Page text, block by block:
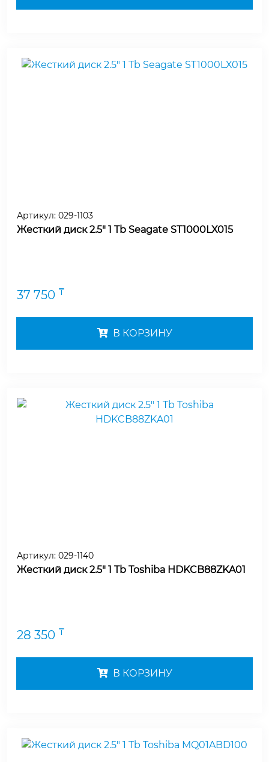
Артикул: 029-1103
Жесткий диск 2.5" 1 Tb Seagate ST1000LX015
37 750 ₸
В КОРЗИНУ
Артикул: 029-1140
Жесткий диск 2.5" 1 Tb Toshiba HDKCB88ZKA01
28 350 ₸
В КОРЗИНУ